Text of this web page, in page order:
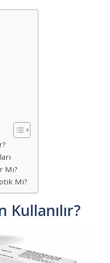
Mı?
Mi?
Kullanılır?